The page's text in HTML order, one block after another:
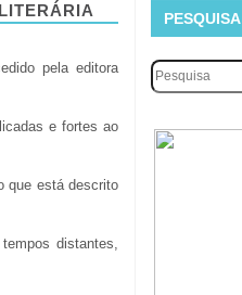
pela editora
e fortes ao
que está descrito
distantes,
PESQUISA